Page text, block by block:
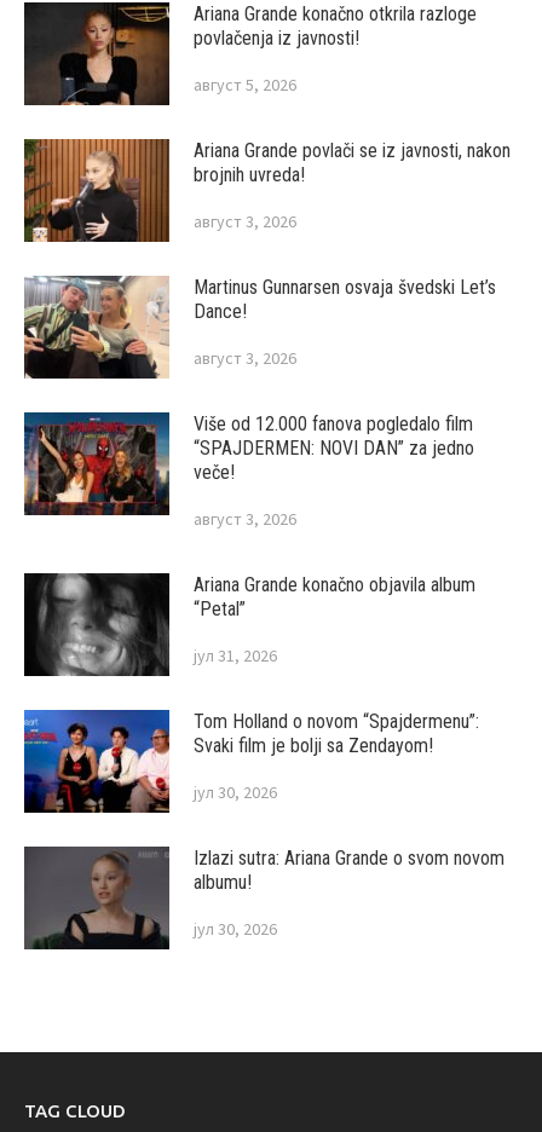
Ariana Grande konačno otkrila razloge
povlačenja iz javnosti!
август 5, 2026
Ariana Grande povlači se iz javnosti, nakon
brojnih uvreda!
август 3, 2026
Martinus Gunnarsen osvaja švedski Let’s
Dance!
август 3, 2026
Više od 12.000 fanova pogledalo film
“SPAJDERMEN: NOVI DAN” za jedno
veče!
август 3, 2026
Ariana Grande konačno objavila album
“Petal”
јул 31, 2026
Tom Holland o novom “Spajdermenu”:
Svaki film je bolji sa Zendayom!
јул 30, 2026
Izlazi sutra: Ariana Grande o svom novom
albumu!
јул 30, 2026
TAG CLOUD